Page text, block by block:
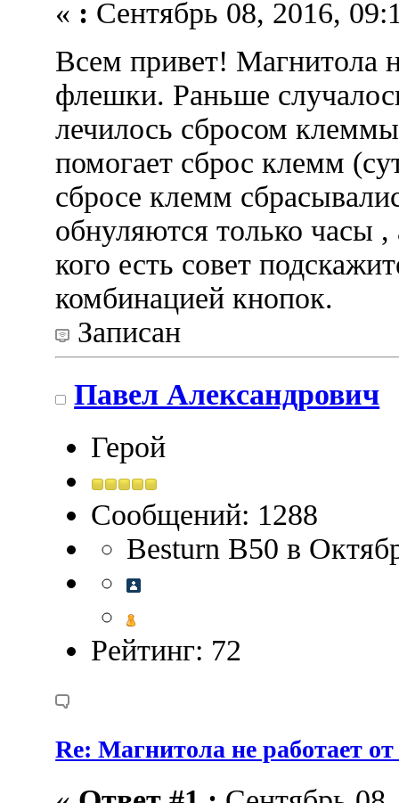
« : Сентябрь 08, 2016,
Всем привет! Магнитола
флешки. Раньше
лечилось сбросом
помогает сброс клемм
сбросе клемм
обнуляются только часы
кого есть совет
комбинацией кнопок.
Записан
Павел Александрович
Герой
Сообщений: 1288
Besturn B50 в
Рейтинг: 72
Re: Магнитола не работает